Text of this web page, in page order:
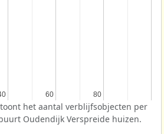
60
60 80
80
het aantal verblijfsobjecten per
Oudendijk Verspreide huizen.